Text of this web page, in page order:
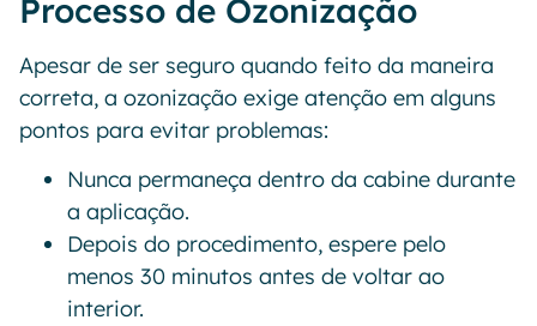
Processo de Ozonização
Apesar de ser seguro quando feito da maneira
correta, a ozonização exige atenção em alguns
pontos para evitar problemas:
Nunca permaneça dentro da cabine durante
a aplicação.
Depois do procedimento, espere pelo
menos 30 minutos antes de voltar ao
interior.